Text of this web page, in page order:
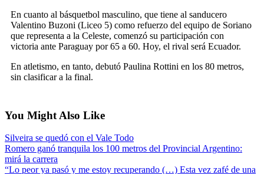
En cuanto al básquetbol masculino, que tiene al sanducero
Valentino Buzoni (Liceo 5) como refuerzo del equipo de Soriano
que representa a la Celeste, comenzó su participación con
victoria ante Paraguay por 65 a 60. Hoy, el rival será Ecuador.
En atletismo, en tanto, debutó Paulina Rottini en los 80 metros,
sin clasificar a la final.
You Might Also Like
Silveira se quedó con el Vale Todo
Romero ganó tranquila los 100 metros del Provincial Argentino:
mirá la carrera
“Lo peor ya pasó y me estoy recuperando (…) Esta vez zafé de una